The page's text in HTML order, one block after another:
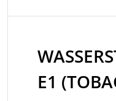
E1